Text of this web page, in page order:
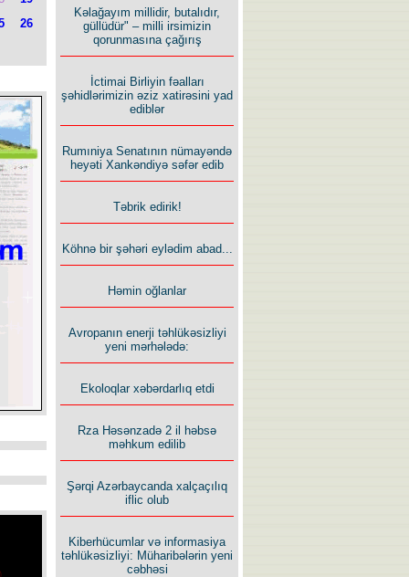
26
Kəlağayım millidir, butalıdır,
güllüdür" – milli irsimizin
qorunmasına çağırış
İctimai Birliyin fəalları
şəhidlərimizin əziz xatirəsini yad
ediblər
Rumıniya Senatının nümayəndə
heyəti Xankəndiyə səfər edib
Təbrik edirik!
Köhnə bir şəhəri eylədim abad...
Həmin oğlanlar
Avropanın enerji təhlükəsizliyi
yeni mərhələdə:
Ekoloqlar xəbərdarlıq etdi
Rza Həsənzadə 2 il həbsə
məhkum edilib
Şərqi Azərbaycanda xalçaçılıq
iflic olub
Kiberhücumlar və informasiya
təhlükəsizliyi: Müharibələrin yeni
cəbhəsi